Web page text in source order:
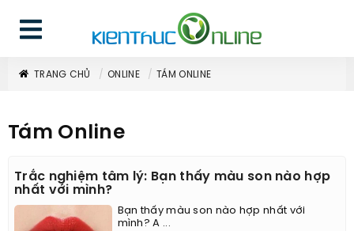
TRANG CHỦ ONLINE TÁM ONLINE
Tám Online
Trắc nghiệm tâm lý: Bạn thấy màu son nào hợp
nhất với mình?
Bạn thấy màu son nào hợp nhất với
mình? A ...